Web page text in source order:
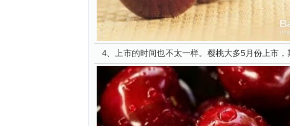
4、上市的时间也不太一样。樱桃大多5月份上市